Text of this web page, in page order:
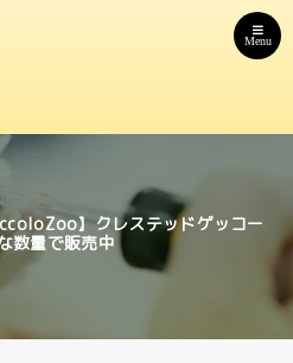
Menu
】クレステッドゲッコー
数量で販売中